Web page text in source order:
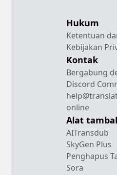
Hukum
Ketentuan
Kebijakan
Kontak
Bergabung
Discord
online
Alat
AITransdub
SkyGen Plus
Penghapus
Sora